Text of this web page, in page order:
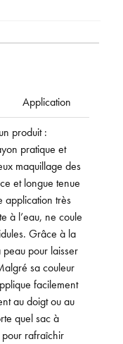
Application
produit :
pratique et
maquillage des
et longue tenue
application très
à l’eau, ne coule
Grâce à la
pour laisser
sa couleur
facilement
au doigt ou au
quel sac à
rafraîchir